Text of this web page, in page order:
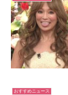
おすすめニュース